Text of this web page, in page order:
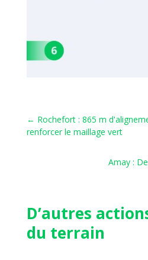
← Rochefort : 865 m
renforcer le maillage vert
Amay :
D’autres
du terrain